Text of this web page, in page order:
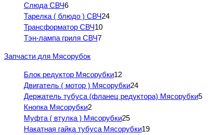
Слюда СВЧ6
Тарелка ( блюдо ) СВЧ24
Трансформатор СВЧ10
Тэн-лампа гриля СВЧ7
Запчасти для Мясорубок
Блок редуктор Мясорубки12
Двигатель ( мотор ) Мясорубки24
Держатель тубуса (фланец редуктора) Мясорубки5
Кнопка Мясорубки2
Муфта ( втулка ) Мясорубки25
Накатная гайка тубуса Мясорубки19